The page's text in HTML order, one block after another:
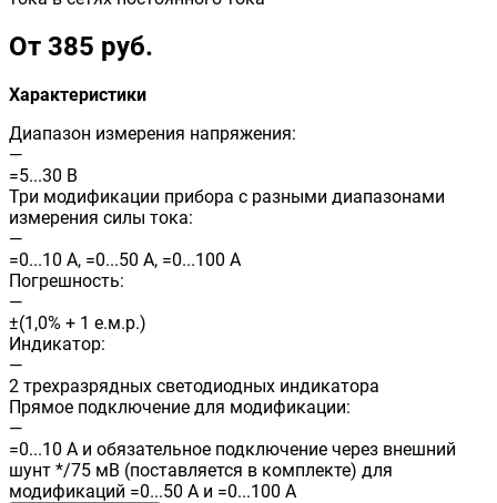
От 385 руб.
Характеристики
Диапазон измерения напряжения:
—
=5...30 В
Три модификации прибора с разными диапазонами
измерения силы тока:
—
=0...10 А, =0...50 А, =0...100 А
Погрешность:
—
±(1,0% + 1 е.м.р.)
Индикатор:
—
2 трехразрядных светодиодных индикатора
Прямое подключение для модификации:
—
=0...10 А и обязательное подключение через внешний
шунт */75 мВ (поставляется в комплекте) для
модификаций =0...50 А и =0...100 А